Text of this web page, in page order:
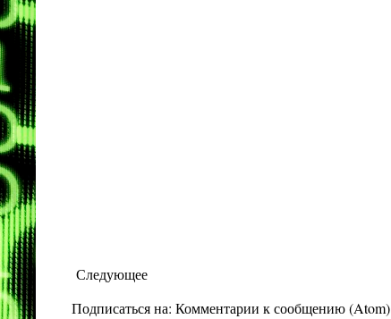
Следующее
Подписаться на: Комментарии к сообщению (Atom)